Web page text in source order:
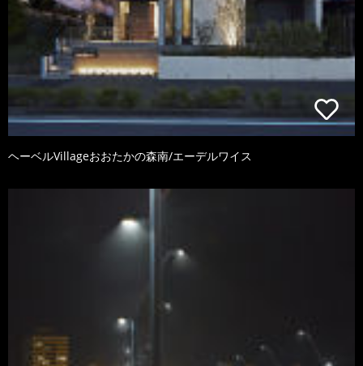
ヘーベルVillageおおたかの森南/エーデルワイス